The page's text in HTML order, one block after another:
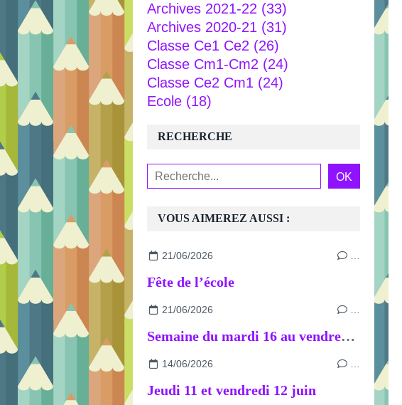
RECHERCHE
VOUS AIMEREZ AUSSI :
21/06/2026 …
Fête de l’école
21/06/2026 …
Semaine du mardi 16 au vendredi 19 juin
14/06/2026 …
Jeudi 11 et vendredi 12 juin
Archives 2021-22 (33)
Archives 2020-21 (31)
Classe Ce1 Ce2 (26)
Classe Cm1-Cm2 (24)
Classe Ce2 Cm1 (24)
Ecole (18)